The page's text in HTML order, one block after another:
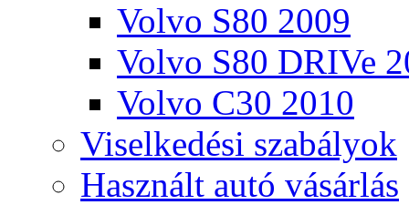
Volvo S80 2009
Volvo S80 DRIVe
Volvo C30 2010
Viselkedési szabályok
Használt autó vásárlás